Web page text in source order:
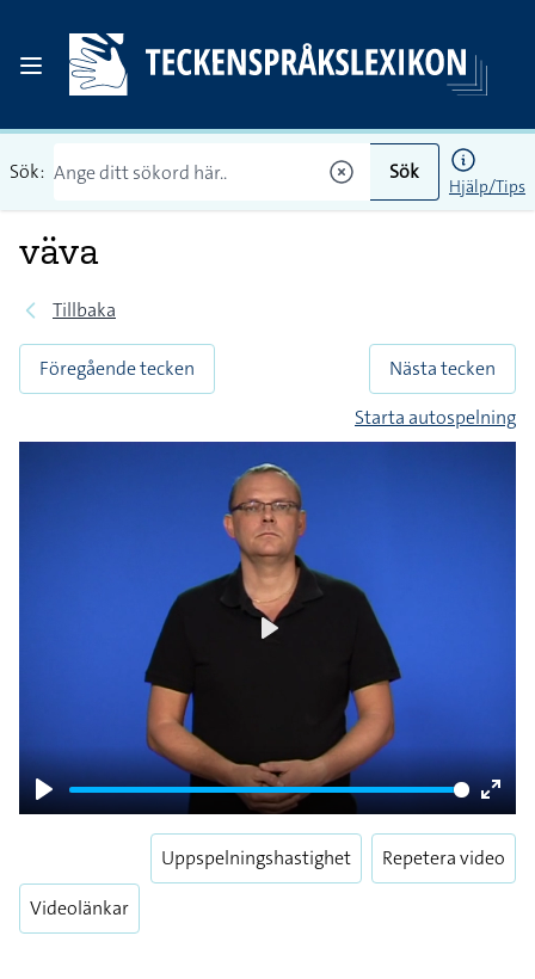
Sök: Sök
Hjälp/Tips
väva
Tillbaka
Föregående tecken
Nästa tecken
Starta autospelning
Play
Enter
Videolänkar
Uppspelningshastighet Repetera video